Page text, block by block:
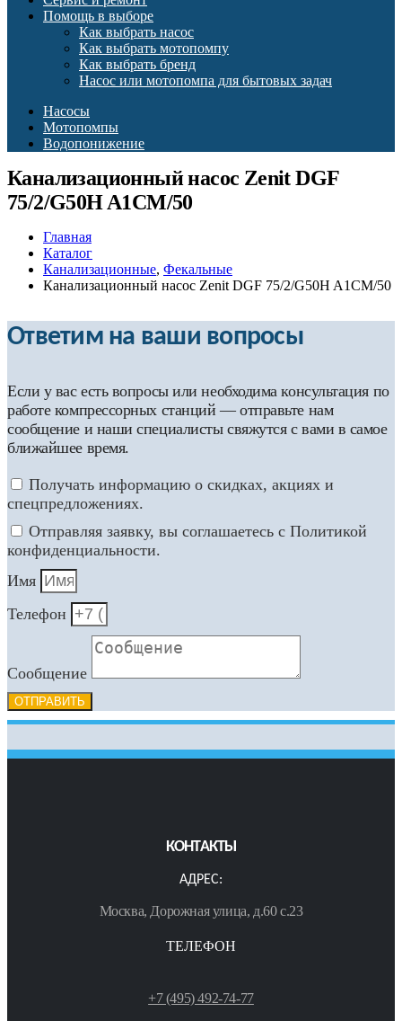
Помощь в выборе
Как выбрать насос
Как выбрать мотопомпу
Как выбрать бренд
Насос или мотопомпа для бытовых задач
Насосы
Мотопомпы
Водопонижение
Канализационный насос Zenit DGF
75/2/G50H A1CM/50
Главная
Каталог
Канализационные, Фекальные
Канализационный насос Zenit DGF 75/2/G50H A1CM/50
Ответим на ваши вопросы
Если у вас есть вопросы или необходима консультация по
работе компрессорных станций — отправьте нам
сообщение и наши специалисты свяжутся с вами в самое
ближайшее время.
Получать информацию о скидках, акциях и
спецпредложениях.
Отправляя заявку, вы соглашаетесь с Политикой
конфиденциальности.
Имя
Телефон
Сообщение
ОТПРАВИТЬ
КОНТАКТЫ
АДРЕС:
Москва, Дорожная улица, д.60 с.23
ТЕЛЕФОН
+7 (495) 492-74-77